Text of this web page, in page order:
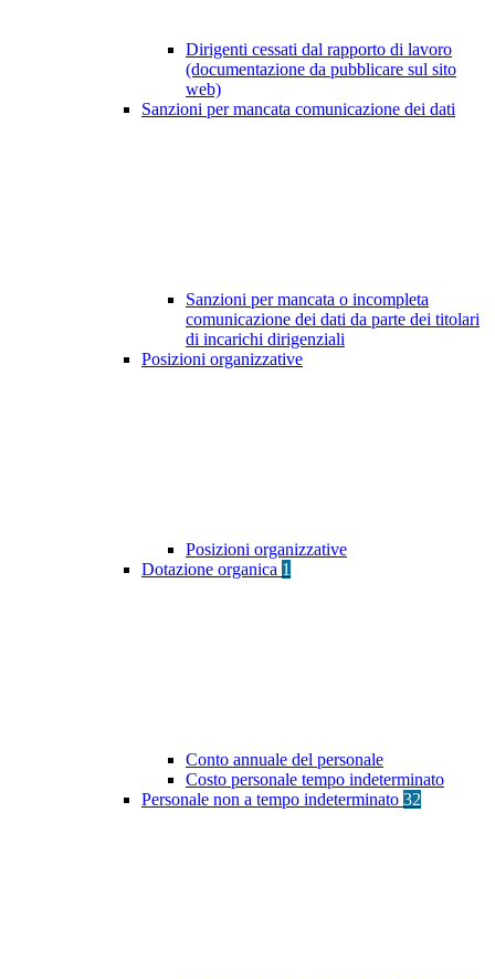
Dirigenti cessati dal rapporto di lavoro
(documentazione da pubblicare sul sito
web)
Sanzioni per mancata comunicazione dei dati
Sanzioni per mancata o incompleta
comunicazione dei dati da parte dei titolari
di incarichi dirigenziali
Posizioni organizzative
Posizioni organizzative
Dotazione organica 1
Conto annuale del personale
Costo personale tempo indeterminato
Personale non a tempo indeterminato 32